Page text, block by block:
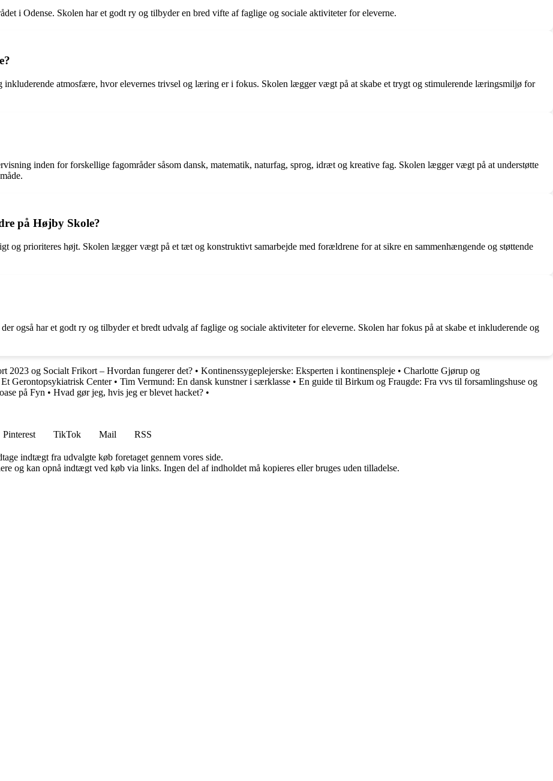
i Odense. Skolen har et godt ry og tilbyder en bred vifte af faglige og sociale aktiviteter for eleverne.
atmosfære, hvor elevernes trivsel og læring er i fokus. Skolen lægger vægt på at skabe et trygt og stimulerende læringsmiljø for
inden for forskellige fagområder såsom dansk, matematik, naturfag, sprog, idræt og kreative fag. Skolen lægger vægt på at understøtte
på Højby Skole?
og prioriteres højt. Skolen lægger vægt på et tæt og konstruktivt samarbejde med forældrene for at sikre en sammenhængende og støttende
også har et godt ry og tilbyder et bredt udvalg af faglige og sociale aktiviteter for eleverne. Skolen har fokus på at skabe et inkluderende og
2023 og Socialt Frikort – Hvordan fungerer det? • Kontinenssygeplejerske: Eksperten i kontinenspleje • Charlotte Gjørup og
Gerontopsykiatrisk Center• Tim Vermund: En dansk kunstner i særklasse • En guide til Birkum og Fraugde: Fra vvs til forsamlingshuse og
på Fyn • Hvad gør jeg, hvis jeg er blevet hacket? •
Pinterest TikTok Mail
RSS
indtægt fra udvalgte køb foretaget gennem vores side.
og kan opnå indtægt ved køb via links. Ingen del af indholdet må kopieres eller bruges uden tilladelse.